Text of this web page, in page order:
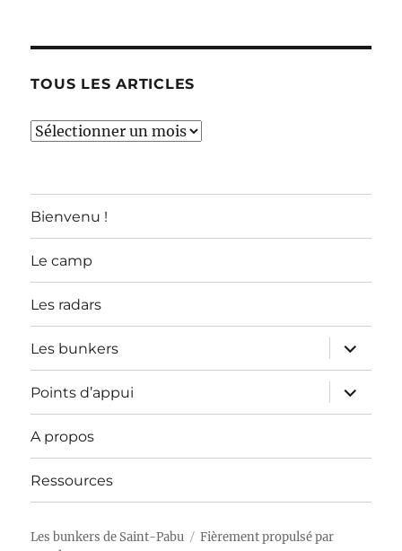
TOUS LES ARTICLES
TOUS
Bienvenu !
Le camp
Les radars
Les bunkers
ouvrir
le
sous-
menu
Points d’appui
ouvrir
le
sous-
A propos
Ressources
Les bunkers de Saint-Pabu
Fièrement propulsé par